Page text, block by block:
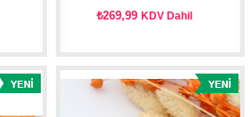
₺269,99KDV Dahil